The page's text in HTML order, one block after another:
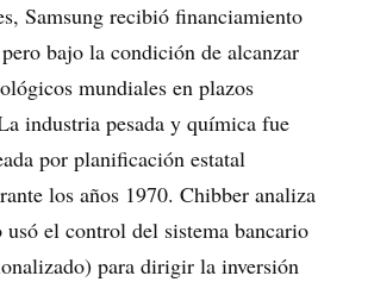
Samsung recibió financiamiento
bajo la condición de alcanzar
mundiales en plazos
industria pesada y química fue
por planificación estatal
los años 1970. Chibber analiza
usó el control del sistema bancario
para dirigir la inversión